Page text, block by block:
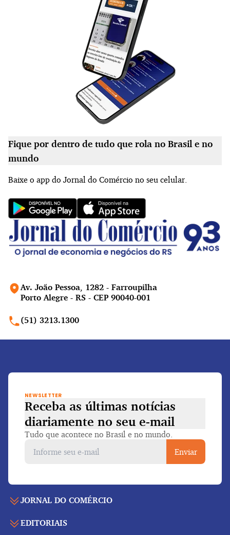
Av. João Pessoa, 1282 - Farroupilha
Porto Alegre - RS - CEP 90040-001
(51) 3213.1300
Fique por dentro de tudo que rola no Brasil e no
mundo
Baixe o app do Jornal do Comércio no seu celular.
JORNAL DO COMÉRCIO
Capa
EDITORIAIS
NEWSLETTER
Receba as últimas notícias
diariamente no seu e-mail
Tudo que acontece no Brasil e no mundo.
Enviar